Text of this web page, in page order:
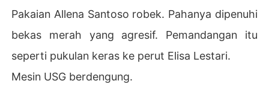
Pakaian Allena Santoso robek. Pahanya dipenuhi
bekas merah yang agresif. Pemandangan itu
seperti pukulan keras ke perut Elisa Lestari.
Mesin USG berdengung.